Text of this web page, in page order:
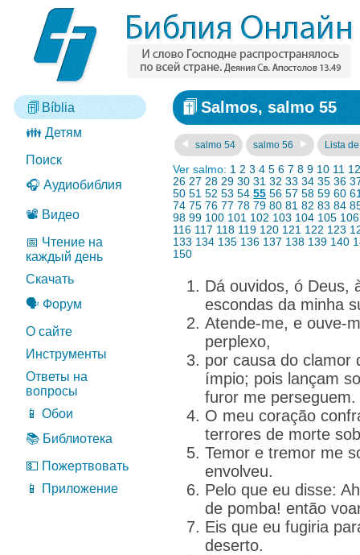
Bíblia
👪 Детям
Поиск
🎧 Аудиобиблия
📽️ Видео
📅 Чтение на
каждый день
Скачать
🗣️ Форум
О сайте
Инструменты
Ответы на
вопросы
📱 Обои
📚 Библиотека
💵 Пожертвовать
📱 Приложение
Salmos, salmo 55
salmo 54 salmo 56 Lista
Ver salmo: 1 2 3 4 5 6 7 8 9 10 11 12
26 27 28 29 30 31 32 33 34 35 36
50 51 52 53 54 55 56 57 58 59 60
74 75 76 77 78 79 80 81 82 83 84
98 99 100 101 102 103 104 105 106
116 117 118 119 120 121 122 123
133 134 135 136 137 138 139 140
150
Dá ouvidos, ó Deus,
escondas da minha
Atende-me, e ouve-
perplexo,
por causa do clamor
ímpio; pois lançam
furor me perseguem.
O meu coração
terrores de morte
Temor e tremor me
envolveu.
Pelo que eu disse:
de pomba! então
Eis que eu fugiria
deserto.